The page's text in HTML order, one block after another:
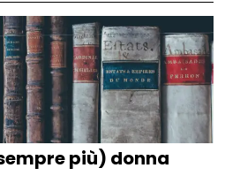
più) donna